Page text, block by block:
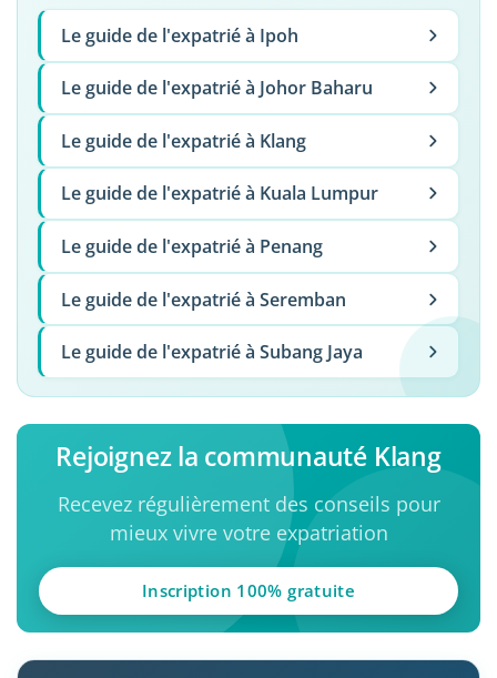
Le guide de l'expatrié à Ipoh
Le guide de l'expatrié à Johor Baharu
Le guide de l'expatrié à Klang
Le guide de l'expatrié à Kuala Lumpur
Le guide de l'expatrié à Penang
Le guide de l'expatrié à Seremban
Le guide de l'expatrié à Subang Jaya
Rejoignez la communauté Klang
Recevez régulièrement des conseils pour
mieux vivre votre expatriation
Inscription 100% gratuite